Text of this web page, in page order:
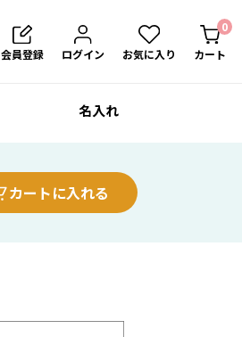
会員登録 ログイン お気に入り カート
0
名入れ
カートに入れる